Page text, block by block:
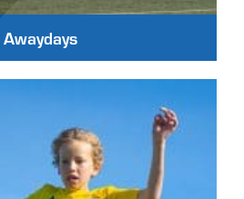
Awaydays